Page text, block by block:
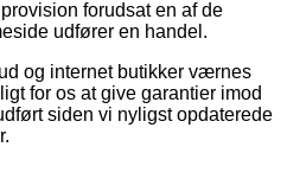
forudsat en af de
udfører en handel.
og internet butikker værnes
for os at give garantier imod
siden vi nyligst opdaterede